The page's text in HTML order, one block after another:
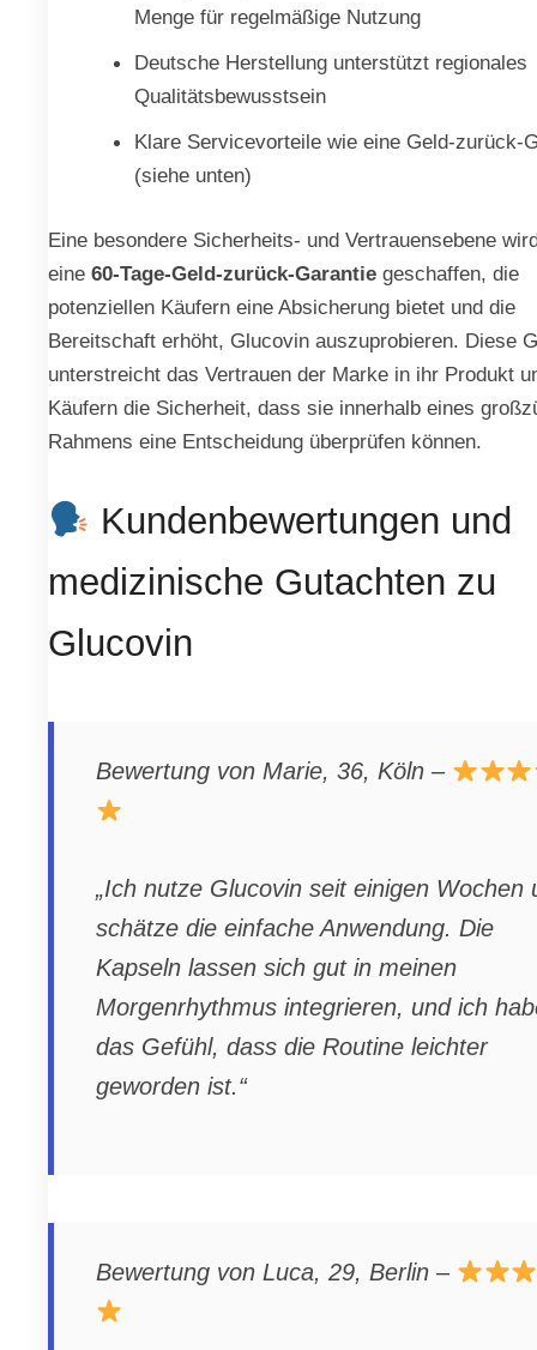
Menge für regelmäßige Nutzung
Deutsche Herstellung unterstützt regionales
Qualitätsbewusstsein
Klare Servicevorteile wie eine Geld-zurück-
(siehe unten)
Eine besondere Sicherheits- und Vertrauensebene
eine 60-Tage-Geld-zurück-Garantie geschaffen, die
potenziellen Käufern eine Absicherung bietet und die
Bereitschaft erhöht, Glucovin auszuprobieren. Diese
unterstreicht das Vertrauen der Marke in ihr Produkt
Käufern die Sicherheit, dass sie innerhalb eines
Rahmens eine Entscheidung überprüfen können.
Kundenbewertungen und
medizinische Gutachten zu
Glucovin
Bewertung von Marie, 36, Köln –
„Ich nutze Glucovin seit einigen Wochen
schätze die einfache Anwendung. Die
Kapseln lassen sich gut in meinen
Morgenrhythmus integrieren, und ich
das Gefühl, dass die Routine leichter
geworden ist.“
Bewertung von Luca, 29, Berlin –